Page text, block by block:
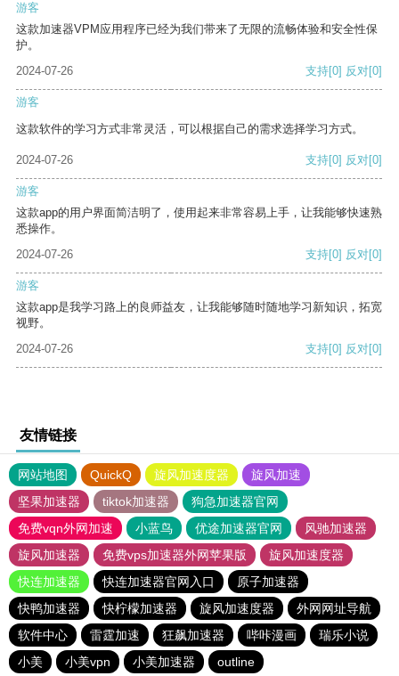
游客
这款加速器VPM应用程序已经为我们带来了无限的流畅体验和安全性保
护。
2024-07-26
支持[0] 反对[0]
游客
这款软件的学习方式非常灵活，可以根据自己的需求选择学习方式。
2024-07-26 支持[0] 反对[0]
游客
这款app的用户界面简洁明了，使用起来非常容易上手，让我能够快速熟
悉操作。
2024-07-26
支持[0] 反对[0]
游客
这款app是我学习路上的良师益友，让我能够随时随地学习新知识，拓宽
视野。
2024-07-26
支持[0] 反对[0]
友情链接
网站地图 QuickQ 旋风加速度器
旋风加速
坚果加速器
tiktok加速器
狗急加速器官网
免费vqn外网加速
小蓝鸟 优途加速器官网
风驰加速器
旋风加速器
免费vps加速器外网苹果版
旋风加速度器
快连加速器
快连加速器官网入口
原子加速器
快鸭加速器
快柠檬加速器 旋风加速度器
外网网址导航
软件中心
雷霆加速 狂飙加速器 哔咔漫画
瑞乐小说
小美
小美vpn 小美加速器
outline